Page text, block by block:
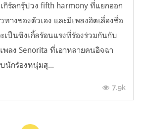
กิร์ลกรุ๊ปวง fifth harmony ที่แยกออก
างของตัวเอง และมีเพลงฮิตเลื่องชื่อ
เป็นซิงเกิ้ลร้อนแรงที่ร้องร่วมกันกับ
พลง Senorita ที่เอาหลายคนอิจฉา
นักร้องหนุ่มสุ...
7.9k